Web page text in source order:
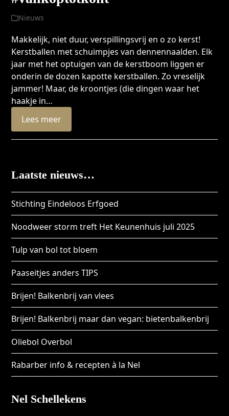
Nieuws
Makkelijk, niet duur, verspillingsvrij en o zo kerst!
Kerstballen met schuimpjes van dennennaalden. Elk
jaar met het optuigen van de kerstboom liggen er
onderin de dozen kapotte kerstballen. Zo vreselijk
jammer! Maar, de kroontjes (die dingen waar het
haakje in…
Lees meer
Laatste nieuws…
Stichting Eindeloos Erfgoed
Noodweer storm treft Het Keunenhuis juli 2025
Tulp van bol tot bloem
Paaseitjes anders TIPS
Brijen! Balkenbrij van vlees
Brijen! Balkenbrij maar dan vegan: bietenbalkenbrij
Oliebol Overbol
Rabarber info & recepten à la Nel
Nel Schellekens